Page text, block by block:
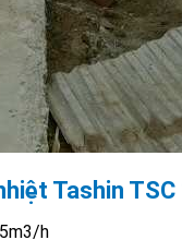
Tashin TSC
h